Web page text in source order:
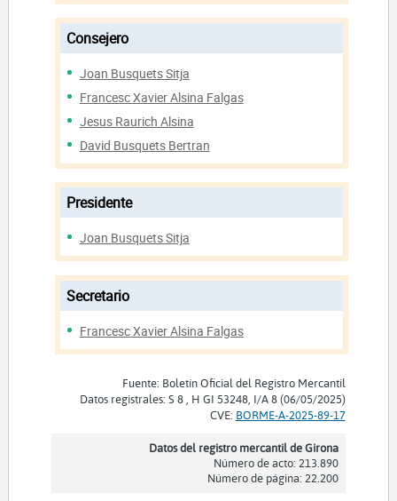
Consejero
Joan Busquets Sitja
Francesc Xavier Alsina Falgas
Jesus Raurich Alsina
David Busquets Bertran
Presidente
Joan Busquets Sitja
Secretario
Francesc Xavier Alsina Falgas
Fuente: Boletín Oficial del Registro Mercantil
Datos registrales: S 8 , H GI 53248, I/A 8 (06/05/2025)
CVE: BORME-A-2025-89-17
Datos del registro mercantil de Girona
Número de acto: 213.890
Número de página: 22.200